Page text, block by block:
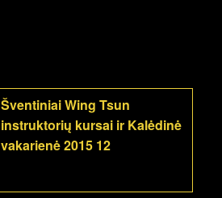
Šventiniai Wing Tsun
instruktorių kursai ir Kalėdinė
vakarienė 2015 12